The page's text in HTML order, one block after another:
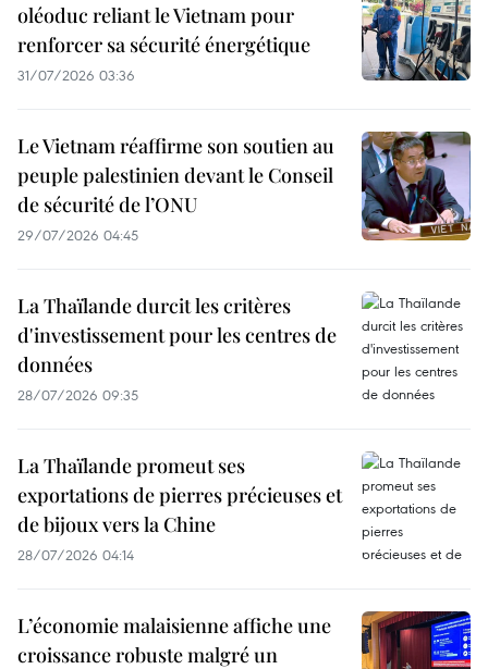
oléoduc reliant le Vietnam pour
renforcer sa sécurité énergétique
31/07/2026 03:36
Le Vietnam réaffirme son soutien au
peuple palestinien devant le Conseil
de sécurité de l’ONU
29/07/2026 04:45
La Thaïlande durcit les critères
d'investissement pour les centres de
données
28/07/2026 09:35
La Thaïlande promeut ses
exportations de pierres précieuses et
de bijoux vers la Chine
28/07/2026 04:14
L’économie malaisienne affiche une
croissance robuste malgré un